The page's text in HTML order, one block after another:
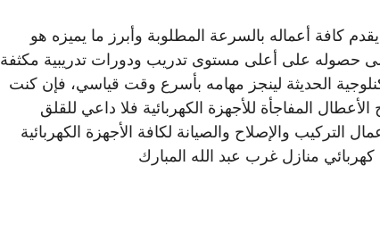
كافة أعماله بالسرعة المطلوبة وأبرز ما يميزه هو
إلى حصوله على أعلى مستوى تدريب ودورات تدريبية مكثفة
الحديثة لينجز مهامه بأسرع وقت قياسي، فإن كنت
المفاجأة للأجهزة الكهربائية فلا داعي للقلق
التركيب والإصلاح والصيانة لكافة الأجهزة الكهربائية
منازل غرب عبد الله المبارك